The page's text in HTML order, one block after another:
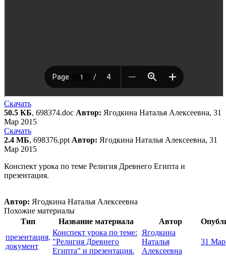
Скачать
50.5 КБ, 698374.doc Автор: Ягодкина Наталья Алексеевна, 31
Мар 2015
Скачать
2.4 МБ, 698376.ppt Автор: Ягодкина Наталья Алексеевна, 31
Мар 2015
Конспект урока по теме Религия Древнего Египта и
презентация.
Автор: Ягодкина Наталья Алексеевна
Похожие материалы
Тип
Название материала Автор
презентация,
документ
Конспект урока по теме:
"Религия Древнего
Египта" и презентация.
Ягодкина
Наталья
Алексеевна
31